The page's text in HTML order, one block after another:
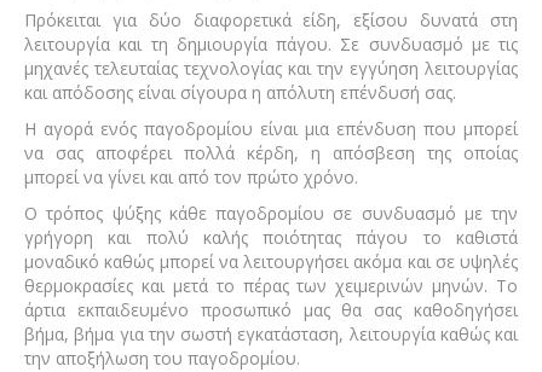
Πρόκειται για δύο διαφορετικά είδη, εξίσου δυνατά στη
λειτουργία και τη δημιουργία πάγου. Σε συνδυασμό με τις
μηχανές τελευταίας τεχνολογίας και την εγγύηση λειτουργίας
και απόδοσης είναι σίγουρα η απόλυτη επένδυσή σας.
Η αγορά ενός παγοδρομίου είναι μια επένδυση που μπορεί
να σας αποφέρει πολλά κέρδη, η απόσβεση της οποίας
μπορεί να γίνει και από τον πρώτο χρόνο.
Ο τρόπος ψύξης κάθε παγοδρομίου σε συνδυασμό με την
γρήγορη και πολύ καλής ποιότητας πάγου το καθιστά
μοναδικό καθώς μπορεί να λειτουργήσει ακόμα και σε υψηλές
θερμοκρασίες και μετά το πέρας των χειμερινών μηνών. Το
άρτια εκπαιδευμένο προσωπικό μας θα σας καθοδηγήσει
βήμα, βήμα για την σωστή εγκατάσταση, λειτουργία καθώς και
την αποξήλωση του παγοδρομίου.